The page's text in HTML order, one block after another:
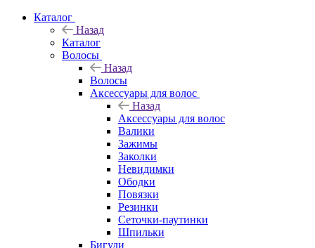
Каталог
Назад
Каталог
Волосы
Назад
Волосы
Аксессуары для волос
Назад
Аксессуары для волос
Валики
Зажимы
Заколки
Невидимки
Ободки
Повязки
Резинки
Сеточки-паутинки
Шпильки
Бигуди